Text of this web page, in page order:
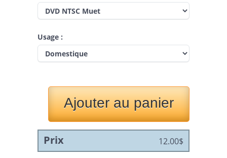
québécois 1998
Festival du 7e art (Québec)
(Montréal) 2000
Fantasia International Film
l’Estrie 2001 (Sherbrooke)
Espace Vidéo 2002 (Rouyn-
Noranda)
Festival du Film court de Victo
(Victoriaville, Canada)
l'Université de Sherbrooke 2003
Usage :
Prix 12.00$